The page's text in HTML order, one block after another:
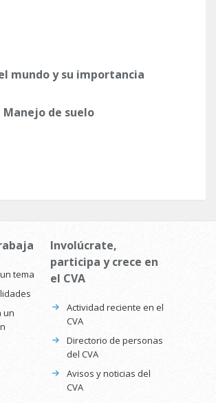
mundo y su importancia
Manejo de suelo
tema
un
Involúcrate,
participa y crece en
el CVA
Actividad reciente en el
CVA
Directorio de personas
del CVA
Avisos y noticias del
CVA